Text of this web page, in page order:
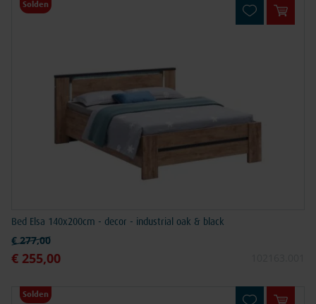
Solden
In
Bed Elsa 140x200cm - decor - industrial oak & black
Speciale prijs
€ 255,00
Normale prijs
€ 277,00
Solden